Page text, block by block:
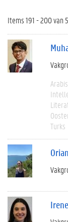
Items 191 - 200 van
Turks